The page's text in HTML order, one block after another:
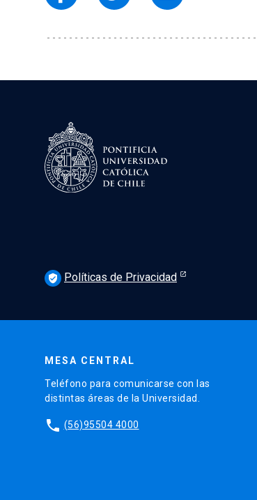
verified_user Políticas de Privacidad
MESA CENTRAL
Teléfono para comunicarse con las
distintas áreas de la Universidad.
phone (56)95504 4000